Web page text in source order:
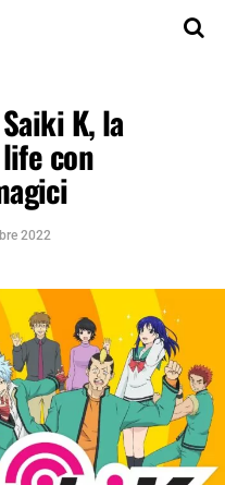
K, la
con
2022